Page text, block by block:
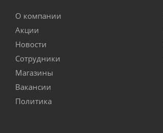
О компании
Акции
Новости
Сотрудники
Магазины
Вакансии
Политика